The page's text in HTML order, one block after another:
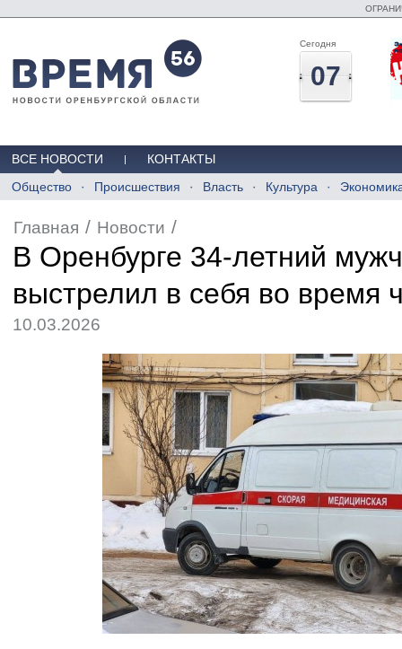
Сегодня
07
ВСЕ НОВОСТИ
КОНТАКТЫ
Общество
Происшествия Власть Культура
Главная / Новости /
В Оренбурге 34-летний
выстрелил в себя во время
10.03.2026